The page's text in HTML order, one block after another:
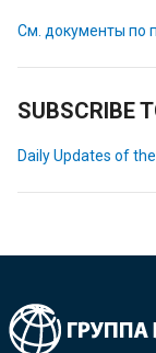
См. документы по
SUBSCRIBE
Daily Updates of